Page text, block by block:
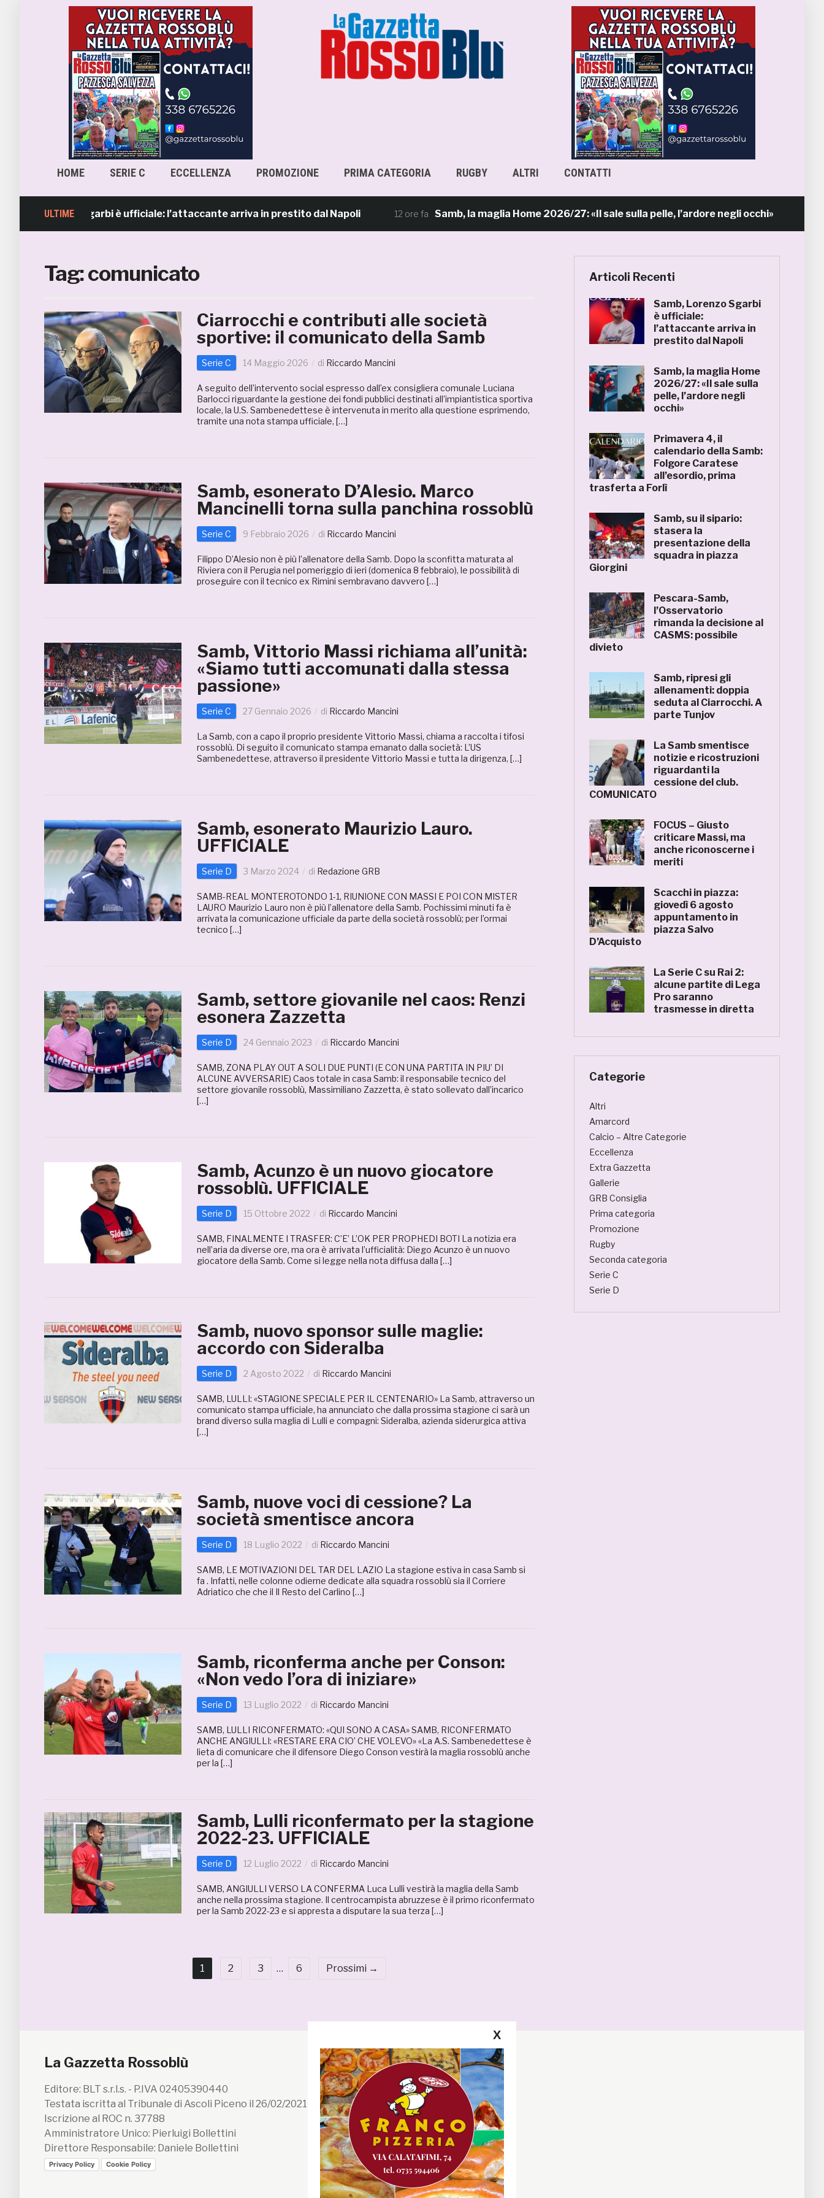
HOME SERIE C ECCELLENZA PROMOZIONE PRIMA CATEGORIA RUGBY ALTRI CONTATTI
ULTIME
Lorenzo Sgarbi è ufficiale: l’attaccante arriva in prestito dal Napoli 12 ore fa Samb, la maglia Home 2026/27: «Il sale sulla pelle, l’ardore negli occhi»
Tag:comunicato
Ciarrocchi e contributi alle società
sportive: il comunicato della Samb
Serie C 14 Maggio 2026 di Riccardo Mancini
A seguito dell’intervento social espresso dall’ex consigliera comunale Luciana
Barlocci riguardante la gestione dei fondi pubblici destinati all’impiantistica sportiva
locale, la U.S. Sambenedettese è intervenuta in merito alla questione esprimendo,
tramite una nota stampa ufficiale, […]
Samb, esonerato D’Alesio. Marco
Mancinelli torna sulla panchina rossoblù
Serie C 9 Febbraio 2026 di Riccardo Mancini
Filippo D’Alesio non è più l’allenatore della Samb. Dopo la sconfitta maturata al
Riviera con il Perugia nel pomeriggio di ieri (domenica 8 febbraio), le possibilità di
proseguire con il tecnico ex Rimini sembravano davvero […]
Samb, Vittorio Massi richiama all’unità:
«Siamo tutti accomunati dalla stessa
passione»
Serie C 27 Gennaio 2026 di Riccardo Mancini
La Samb, con a capo il proprio presidente Vittorio Massi, chiama a raccolta i tifosi
rossoblù. Di seguito il comunicato stampa emanato dalla società: L’US
Sambenedettese, attraverso il presidente Vittorio Massi e tutta la dirigenza, […]
Samb, esonerato Maurizio Lauro.
UFFICIALE
Serie D 3 Marzo 2024 di Redazione GRB
SAMB-REAL MONTEROTONDO 1-1, RIUNIONE CON MASSI E POI CON MISTER
LAURO Maurizio Lauro non è più l’allenatore della Samb. Pochissimi minuti fa è
arrivata la comunicazione ufficiale da parte della società rossoblù; per l’ormai
tecnico […]
Samb, settore giovanile nel caos: Renzi
esonera Zazzetta
Serie D 24 Gennaio 2023 di Riccardo Mancini
SAMB, ZONA PLAY OUT A SOLI DUE PUNTI (E CON UNA PARTITA IN PIU’ DI
ALCUNE AVVERSARIE) Caos totale in casa Samb: il responsabile tecnico del
settore giovanile rossoblù, Massimiliano Zazzetta, è stato sollevato dall’incarico
[…]
Samb, Acunzo è un nuovo giocatore
rossoblù. UFFICIALE
Serie D 15 Ottobre 2022 di Riccardo Mancini
SAMB, FINALMENTE I TRASFER: C’E’ L’OK PER PROPHEDI BOTI La notizia era
nell’aria da diverse ore, ma ora è arrivata l’ufficialità: Diego Acunzo è un nuovo
giocatore della Samb. Come si legge nella nota diffusa dalla […]
Samb, nuovo sponsor sulle maglie:
accordo con Sideralba
Serie D 2 Agosto 2022 di Riccardo Mancini
SAMB, LULLI: «STAGIONE SPECIALE PER IL CENTENARIO» La Samb, attraverso un
comunicato stampa ufficiale, ha annunciato che dalla prossima stagione ci sarà un
brand diverso sulla maglia di Lulli e compagni: Sideralba, azienda siderurgica attiva
[…]
Samb, nuove voci di cessione? La
società smentisce ancora
Serie D 18 Luglio 2022 di Riccardo Mancini
SAMB, LE MOTIVAZIONI DEL TAR DEL LAZIO La stagione estiva in casa Samb si
fa . Infatti, nelle colonne odierne dedicate alla squadra rossoblù sia il Corriere
Adriatico che che il Il Resto del Carlino […]
Samb, riconferma anche per Conson:
«Non vedo l’ora di iniziare»
Serie D 13 Luglio 2022 di Riccardo Mancini
SAMB, LULLI RICONFERMATO: «QUI SONO A CASA» SAMB, RICONFERMATO
ANCHE ANGIULLI: «RESTARE ERA CIO’ CHE VOLEVO» «La A.S. Sambenedettese è
lieta di comunicare che il difensore Diego Conson vestirà la maglia rossoblù anche
per la […]
Samb, Lulli riconfermato per la stagione
2022-23. UFFICIALE
Serie D 12 Luglio 2022 di Riccardo Mancini
SAMB, ANGIULLI VERSO LA CONFERMA Luca Lulli vestirà la maglia della Samb
anche nella prossima stagione. Il centrocampista abruzzese è il primo riconfermato
per la Samb 2022-23 e si appresta a disputare la sua terza […]
1 2 3 … 6 Prossimi →
Articoli Recenti
Samb, Lorenzo Sgarbi
è ufficiale:
l’attaccante arriva in
prestito dal Napoli
Samb, la maglia Home
2026/27: «Il sale sulla
pelle, l’ardore negli
occhi»
Primavera 4, il
calendario della Samb:
Folgore Caratese
all’esordio, prima
trasferta a Forlì
Samb, su il sipario:
stasera la
presentazione della
squadra in piazza
Giorgini
Pescara-Samb,
l’Osservatorio
rimanda la decisione al
CASMS: possibile
divieto
Samb, ripresi gli
allenamenti: doppia
seduta al Ciarrocchi. A
parte Tunjov
La Samb smentisce
notizie e ricostruzioni
riguardanti la
cessione del club.
COMUNICATO
FOCUS – Giusto
criticare Massi, ma
anche riconoscerne i
meriti
Scacchi in piazza:
giovedì 6 agosto
appuntamento in
piazza Salvo
D’Acquisto
La Serie C su Rai 2:
alcune partite di Lega
Pro saranno
trasmesse in diretta
Categorie
Altri
Amarcord
Calcio – Altre Categorie
Eccellenza
Extra Gazzetta
Gallerie
GRB Consiglia
Prima categoria
Promozione
Rugby
Seconda categoria
Serie C
Serie D
La Gazzetta Rossoblù
Editore: BLT s.r.l.s. - P.IVA 02405390440
Testata iscritta al Tribunale di Ascoli Piceno il 26/02/2021 n. 199/2021
Iscrizione al ROC n. 37788
Amministratore Unico: Pierluigi Bollettini
Direttore Responsabile: Daniele Bollettini
Privacy Policy Cookie Policy
Segui la GRB
Facebook
Instagram
Twitter
X